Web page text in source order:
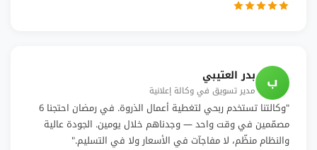
ب بدر العتيبي
مدير تسويق في وكالة إعلانية
"وكالتنا تستخدم ربحي لتغطية أعمال الذروة. في رمضان احتجنا 6
مصمّمين في وقت واحد — وجدناهم خلال يومين. الجودة عالية
والنظام منظّم، لا مفاجآت في الأسعار ولا في التسليم."